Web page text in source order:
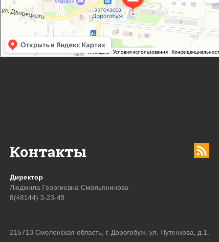
Контакты
Директор
Людмила Георгиевна Смольянинова
8(48144) 3-23-49
215713 Смоленская область, г. Дорогобуж, ул. Путенкова, д.1.